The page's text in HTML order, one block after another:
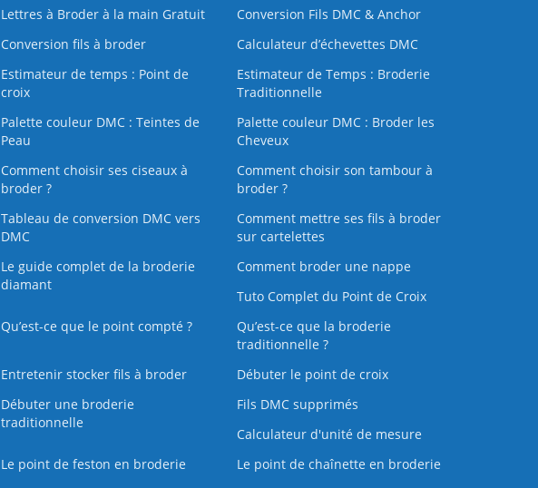
Lettres à Broder à la main Gratuit
Conversion Fils DMC & Anchor
Conversion fils à broder
Calculateur d’échevettes DMC
Estimateur de temps : Point de
croix
Estimateur de Temps : Broderie
Traditionnelle
Palette couleur DMC : Teintes de
Peau
Palette couleur DMC : Broder les
Cheveux
Comment choisir ses ciseaux à
broder ?
Comment choisir son tambour à
broder ?
Tableau de conversion DMC vers
DMC
Comment mettre ses fils à broder
sur cartelettes
Le guide complet de la broderie
diamant
Comment broder une nappe
Tuto Complet du Point de Croix
Qu’est-ce que le point compté ?
Qu’est-ce que la broderie
traditionnelle ?
Entretenir stocker fils à broder
Débuter le point de croix
Débuter une broderie
traditionnelle
Fils DMC supprimés
Calculateur d'unité de mesure
Le point de feston en broderie
Le point de chaînette en broderie